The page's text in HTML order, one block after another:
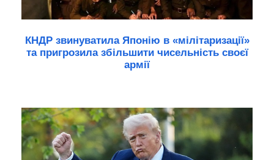
КНДР звинуватила Японію в «мілітаризації»
та пригрозила збільшити чисельність своєї
армії